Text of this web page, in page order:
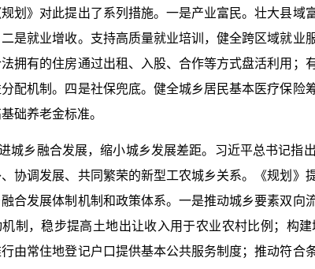
划》对此提出了系列措施。一是产业富民。壮大县域
是就业增收。支持高质量就业培训，健全跨区域就业
拥有的住房通过出租、入股、合作等方式盘活利用；
配机制。四是社保兜底。健全城乡居民基本医疗保险
础养老金标准。
城乡融合发展，缩小城乡发展差距。习近平总书记指
协调发展、共同繁荣的新型工农城乡关系。《规划》
合发展体制机制和政策体系。一是推动城乡要素双向
制，稳步提高土地出让收入用于农业农村比例；构
由常住地登记户口提供基本公共服务制度；推动符合